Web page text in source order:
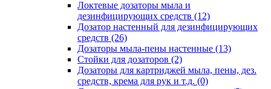
Локтевые дозаторы мыла и
дезинфицирующих средств (12)
Дозатор настенный для дезинфицирующих
средств (26)
Дозаторы мыла-пены настенные (13)
Стойки для дозаторов (2)
Дозаторы для картриджей мыла, пены, дез.
средств, крема для рук и т.д. (0)